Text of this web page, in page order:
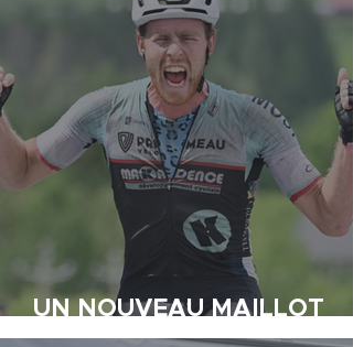
UN NOUVEAU MAILLOT
JAUNE PAR UNE SECONDE